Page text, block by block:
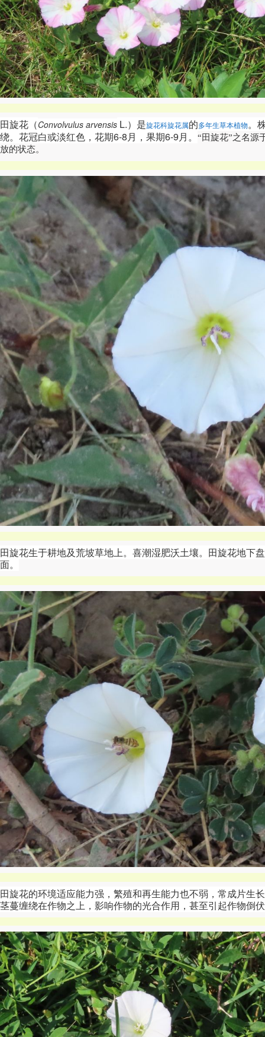
田旋花（Convolvulus arvensis L.）是旋花科旋花属的多年生草本植物。
绕。花冠白或淡红色，花期6-8月，果期6-9月。
“田旋花”之名源
放的状态。
田旋花生于耕地及荒坡草地上。 喜潮湿肥沃土壤。 田旋花地下
面。
田旋花的环境适应能力强，繁殖和再生能力也不弱，常成片生
茎蔓缠绕在作物之上，影响作物的光合作用，甚至引起作物倒